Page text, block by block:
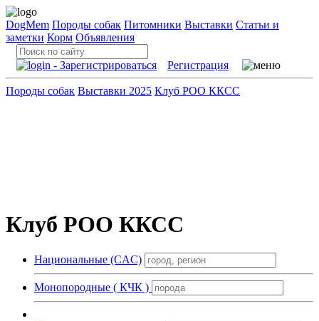
DogMem Породы собак Питомники Выставки Статьи и
заметки Корм Объявления
Регистрация
Породы собак Выставки 2025 Клуб РОО ККСС
Клуб РОО ККСС
Национальные (CAC)
Монопородные ( КЧК )